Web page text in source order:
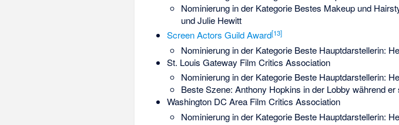
Nominierung in der Kategorie Bestes Makeup und
und Julie Hewitt
Screen Actors Guild Award[13]
Nominierung in der Kategorie Beste Hauptdarstellerin:
St. Louis Gateway Film Critics Association
Nominierung in der Kategorie Beste Hauptdarstellerin:
Beste Szene: Anthony Hopkins in der Lobby während
Washington DC Area Film Critics Association
Nominierung in der Kategorie Beste Hauptdarstellerin: